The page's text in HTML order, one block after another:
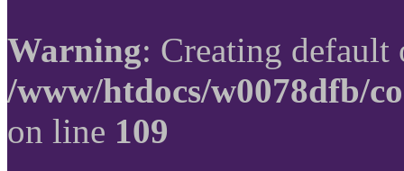
Warning: Creating
/www/htdocs/w0078dfb/
on line 109